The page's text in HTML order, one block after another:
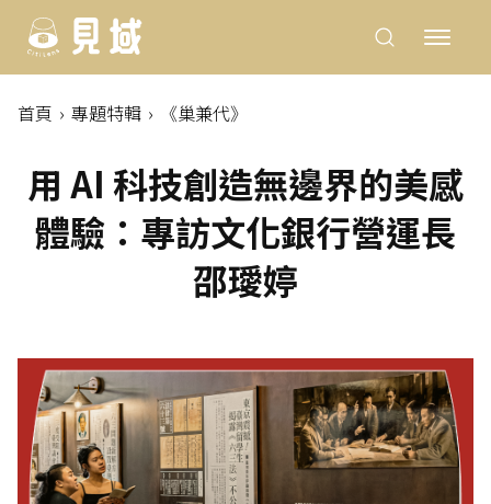
首頁 專題特輯 《巢兼代》
用 AI 科技創造無邊界的美感
體驗：專訪文化銀行營運長
邵璦婷